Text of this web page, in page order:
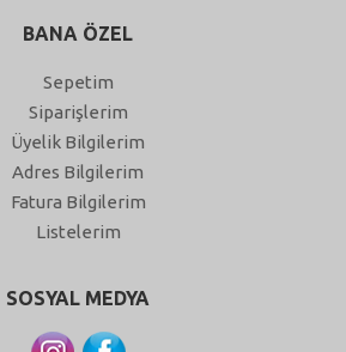
BANA ÖZEL
Sepetim
Siparişlerim
Üyelik Bilgilerim
Adres Bilgilerim
Fatura Bilgilerim
Listelerim
SOSYAL MEDYA